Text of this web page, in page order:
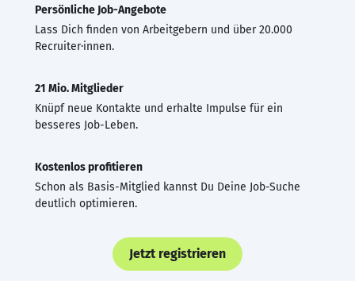
Persönliche Job-Angebote
Lass Dich finden von Arbeitgebern und über 20.000
Recruiter·innen.
21 Mio. Mitglieder
Knüpf neue Kontakte und erhalte Impulse für ein
besseres Job-Leben.
Kostenlos profitieren
Schon als Basis-Mitglied kannst Du Deine Job-Suche
deutlich optimieren.
Jetzt registrieren